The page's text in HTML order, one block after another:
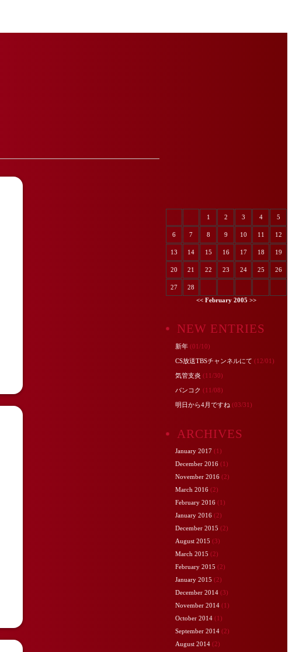
1 2 3 4 5
6 7 8 9 10 11 12
13 14 15 16 17 18 19
20 21 22 23 24 25 26
27
28
<< February 2005 >>
NEW ENTRIES
新年 (01/10)
CS放送TBSチャンネルにて (12/01)
気管支炎 (11/30)
バンコク (11/08)
明日から4月ですね (03/31)
ARCHIVES
January 2017 (1)
December 2016 (1)
November 2016 (2)
March 2016 (2)
February 2016 (1)
January 2016 (2)
December 2015 (2)
August 2015 (3)
March 2015 (2)
February 2015 (2)
January 2015 (2)
December 2014 (3)
November 2014 (1)
October 2014 (1)
September 2014 (2)
August 2014 (2)